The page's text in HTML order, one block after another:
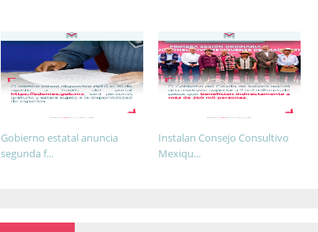
Instalan Consejo Consultivo
Mexiqu...
Gobierno estatal anuncia
segunda f...